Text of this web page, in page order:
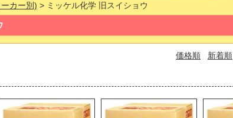
カー別) > ミッケル化学 旧スイショウ
価格順 新着順